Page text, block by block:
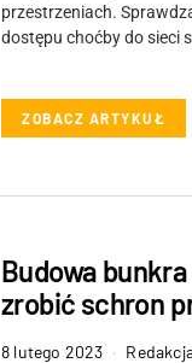
przestrzeniach.
dostępu choćby do sieci
ZOBACZ ARTYKUŁ
Budowa
zrobić schron
8 lutego 2023